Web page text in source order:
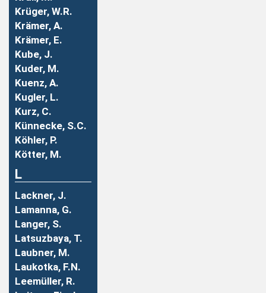
Krüger, W.R.
Krämer, A.
Krämer, E.
Kube, J.
Kuder, M.
Kuenz, A.
Kugler, L.
Kurz, C.
Künnecke, S.C.
Köhler, P.
Kötter, M.
L
Lackner, J.
Lamanna, G.
Langer, S.
Latsuzbaya, T.
Laubner, M.
Laukotka, F.N.
Leemüller, R.